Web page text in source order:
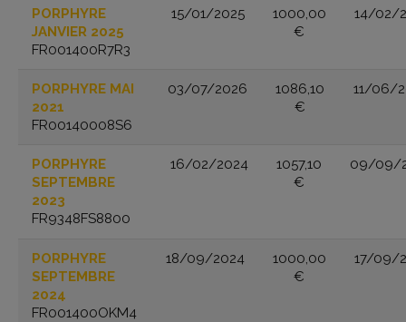
PORPHYRE
JANVIER 2025
FR001400R7R3
15/01/2025
1000,00
€
14/02/
PORPHYRE MAI
2021
FR00140008S6
03/07/2026
1086,10
€
11/06/
PORPHYRE
SEPTEMBRE
2023
FR9348FS8800
16/02/2024
1057,10
€
09/09/
PORPHYRE
SEPTEMBRE
2024
FR001400OKM4
18/09/2024
1000,00
€
17/09/